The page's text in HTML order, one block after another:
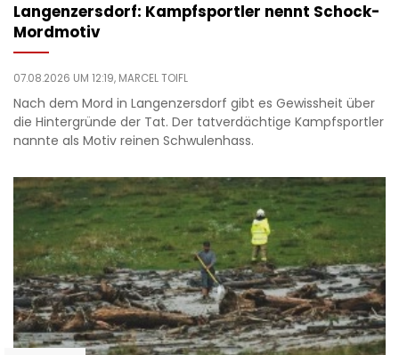
Langenzersdorf: Kampfsportler nennt Schock-
Mordmotiv
07.08.2026 UM 12:19, MARCEL TOIFL
Nach dem Mord in Langenzersdorf gibt es Gewissheit über
die Hintergründe der Tat. Der tatverdächtige Kampfsportler
nannte als Motiv reinen Schwulenhass.